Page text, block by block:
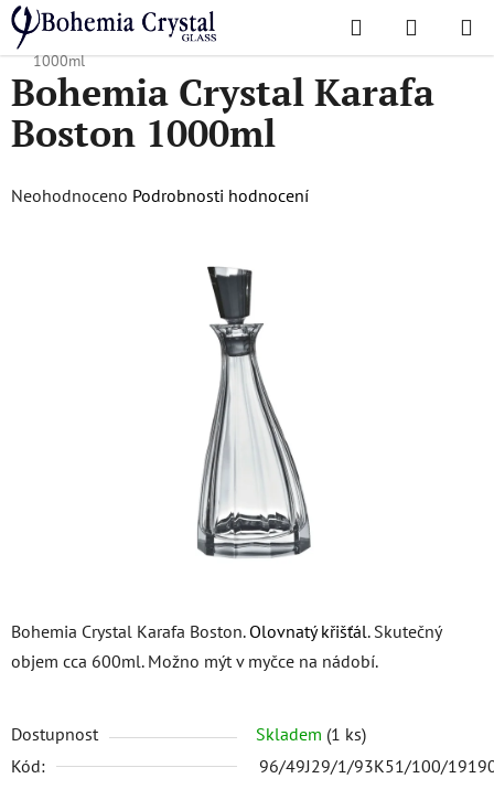
Přejít
na
obsah
Hledat
KOŠÍK
Domů
/ Oblíbené kolekce / Boston
Bohemia Crystal Karafa Boston
1000ml
Bohemia Crystal Karafa Boston.Olovnatý křišťál. Skutečný
objem cca 600ml. Možno mýt v myčce na nádobí.
Dostupnost Skladem (1 ks)
Kód:
96/49J29/1/93K51/100/
Bohemia Crystal Karafa
Boston 1000ml
Průměrné
Neohodnoceno Podrobnosti hodnocení